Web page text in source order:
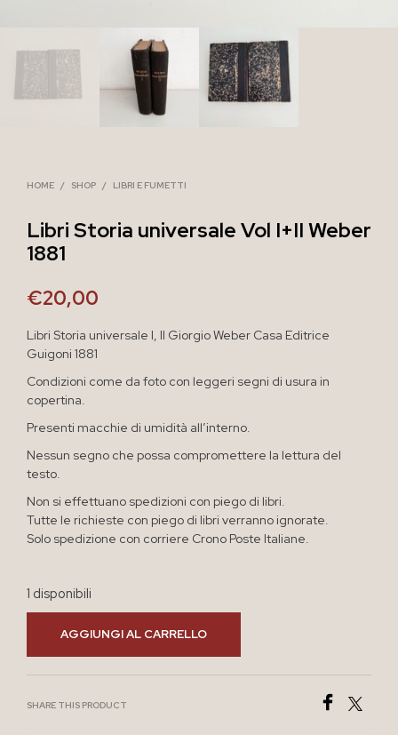
HOME / SHOP / LIBRI E FUMETTI
Libri Storia universale Vol I+II Weber
1881
€20,00
Libri Storia universale I, II Giorgio Weber Casa Editrice
Guigoni 1881
Condizioni come da foto con leggeri segni di usura in
copertina.
Presenti macchie di umidità all’interno.
Nessun segno che possa compromettere la lettura del
testo.
Non si effettuano spedizioni con piego di libri.
Tutte le richieste con piego di libri verranno ignorate.
Solo spedizione con corriere Crono Poste Italiane.
1 disponibili
AGGIUNGI AL CARRELLO
SHARE THIS PRODUCT